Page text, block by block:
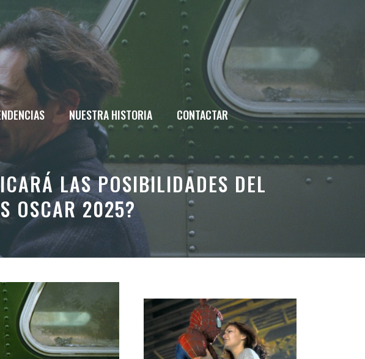
NUESTRA HISTORIA CONTACTAR
LAS POSIBILIDADES DEL
OSCAR 2025?